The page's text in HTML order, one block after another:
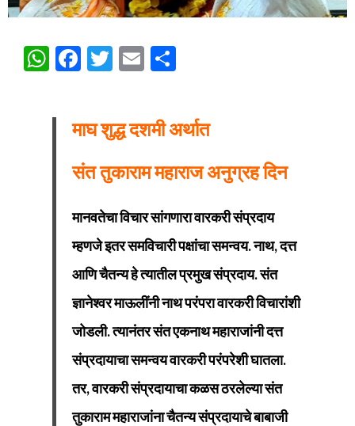
WhatsApp
Facebook
Twitter
Email
माघ शुद्ध दशमी अर्थात
संत तुकाराम महाराज अनुग्रह दिन
मानवतेचा विचार सांगणारा वारकरी संप्रदाय
म्हणजे इतर समविचारी पक्षांचा समन्वय. नाथ, दत्त
आणि चैतन्य हे त्यातील प्रमुख संप्रदाय. संत
ज्ञानेश्वर माऊलींनी नाथ परंपरा वारकरी विचारांशी
जोडली. त्यानंतर संत एकनाथ महाराजांनी दत्त
संप्रदायाचा समन्वय वारकरी परंपरेशी घातला.
तर, वारकरी संप्रदायाचा कळस ठरलेल्या संत
तुकाराम महाराजांना चैतन्य संप्रदायाचे बाबाजी